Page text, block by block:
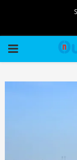
PRIMARY